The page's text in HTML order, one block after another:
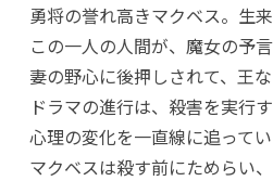
勇将の誉れ高きマクベス。生
この一人の人間が、魔女の予
妻の野心に後押しされて、王
ドラマの進行は、殺害を実行
心理の変化を一直線に追ってい
マクベスは殺す前にためらい、